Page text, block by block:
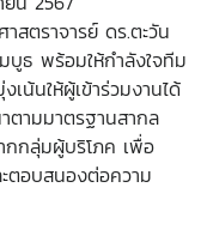
สตราจารย์ ดร.ตะวัน
บูธ พร้อมให้กำลังใจทีม
เน้นให้ผู้เข้าร่วมงานได้
ามมาตรฐานสากล
กกลุ่มผู้บริโภค เพื่อ
ตอบสนองต่อความ